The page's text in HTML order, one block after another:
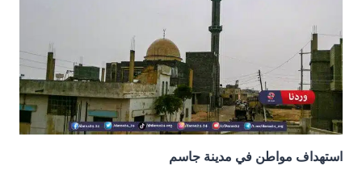
استهداف مواطن في مدينة جاسم